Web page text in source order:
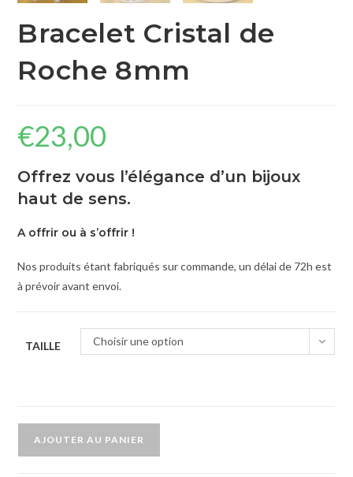
Bracelet Cristal de
Roche 8mm
€23,00
Offrez vous l’élégance d’un bijoux
haut de sens.
A offrir ou à s’offrir !
Nos produits étant fabriqués sur commande, un délai de 72h est
à prévoir avant envoi.
TAILLE Choisir une option
AJOUTER AU PANIER